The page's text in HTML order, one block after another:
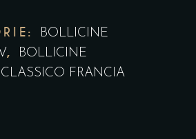
BOLLICINE
,
BOLLICINE
FRANCIA